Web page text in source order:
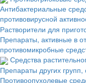
Антибактериальные
противовирусной
Растворители для
Препараты, активные в
противомикробные
Средства
Препараты других
Противоопухолевые